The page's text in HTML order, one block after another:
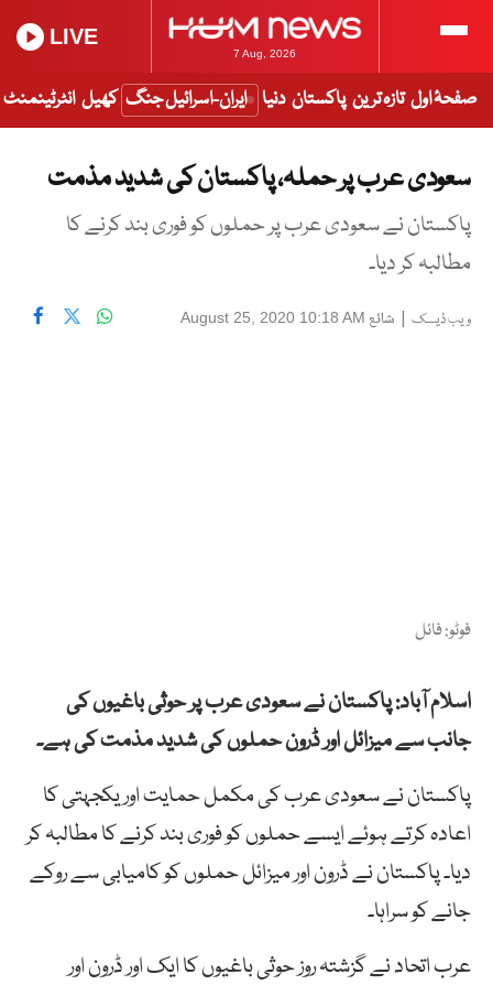
7 Aug, 2026
LIVE
صفحۂ اول تازہ ترین پاکستان دنیا ایران-اسرائیل جنگ کھیل انٹرٹینمنٹ
سعودی عرب پر حملہ، پاکستان کی شدید مذمت
پاکستان نے سعودی عرب پر حملوں کو فوری بند کرنے کا
مطالبہ کر دیا۔
ویب ڈیسک | شائع August 25, 2020 10:18 AM
فوٹو: فائل
اسلام آباد: پاکستان نے سعودی عرب پر حوثی باغیوں کی
جانب سے میزائل اور ڈرون حملوں کی شدید مذمت کی ہے۔
پاکستان نے سعودی عرب کی مکمل حمایت اور یکجہتی کا
اعادہ کرتے ہوئے ایسے حملوں کو فوری بند کرنے کا مطالبہ کر
دیا۔ پاکستان نے ڈرون اور میزائل حملوں کو کامیابی سے روکے
جانے کو سراہا۔
عرب اتحاد نے گزشتہ روز حوثی باغیوں کا ایک اور ڈرون اور